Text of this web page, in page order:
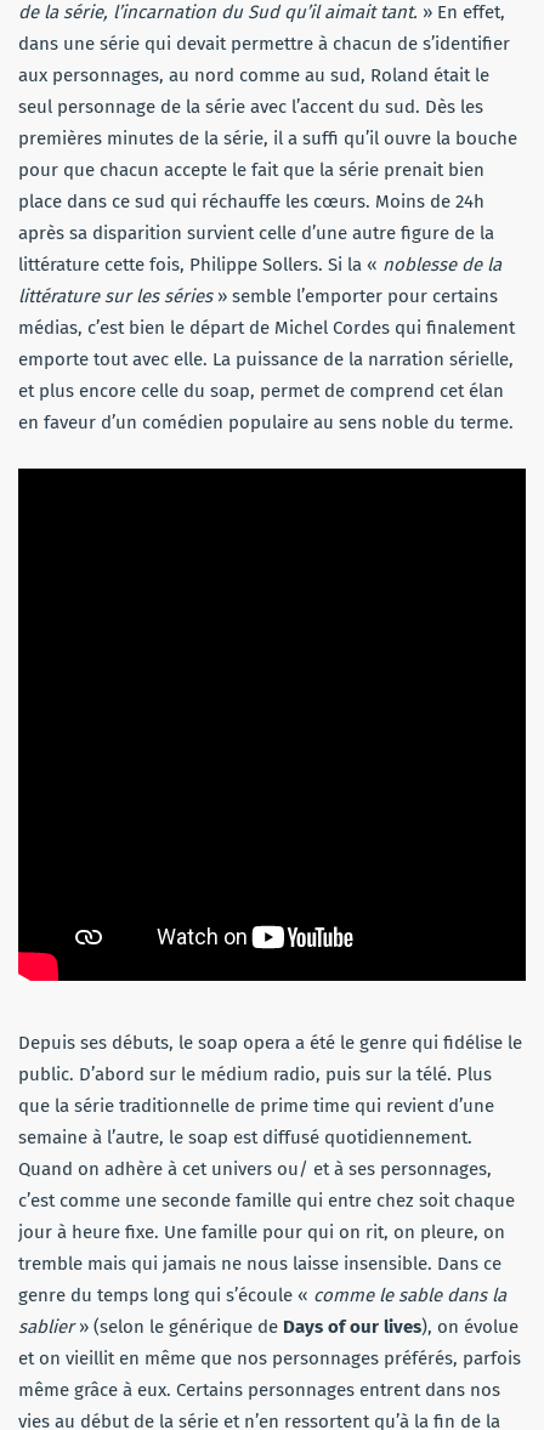
de la série, l’incarnation du Sud qu’il aimait tant. » En effet,
dans une série qui devait permettre à chacun de s’identifier
aux personnages, au nord comme au sud, Roland était le
seul personnage de la série avec l’accent du sud. Dès les
premières minutes de la série, il a suffi qu’il ouvre la bouche
pour que chacun accepte le fait que la série prenait bien
place dans ce sud qui réchauffe les cœurs. Moins de 24h
après sa disparition survient celle d’une autre figure de la
littérature cette fois, Philippe Sollers. Si la « noblesse de la
littérature sur les séries» semble l’emporter pour certains
médias, c’est bien le départ de Michel Cordes qui finalement
emporte tout avec elle. La puissance de la narration sérielle,
et plus encore celle du soap, permet de comprend cet élan
en faveur d’un comédien populaire au sens noble du terme.
Depuis ses débuts, le soap opera a été le genre qui fidélise le
public. D’abord sur le médium radio, puis sur la télé. Plus
que la série traditionnelle de prime time qui revient d’une
semaine à l’autre, le soap est diffusé quotidiennement.
Quand on adhère à cet univers ou/ et à ses personnages,
c’est comme une seconde famille qui entre chez soit chaque
jour à heure fixe. Une famille pour qui on rit, on pleure, on
tremble mais qui jamais ne nous laisse insensible. Dans ce
genre du temps long qui s’écoule « comme le sable dans la
sablier» (selon le générique de Days of our lives), on évolue
et on vieillit en même que nos personnages préférés, parfois
même grâce à eux. Certains personnages entrent dans nos
vies au début de la série et n’en ressortent qu’à la fin de la